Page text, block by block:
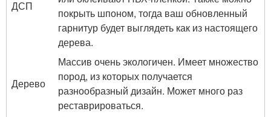
ДСП
покрыть шпоном, тогда ваш обновленный
гарнитур будет выглядеть как из настоящего
дерева.
Дерево
Массив очень экологичен. Имеет множество
пород, из которых получается
разнообразный дизайн. Может много раз
реставрироваться.